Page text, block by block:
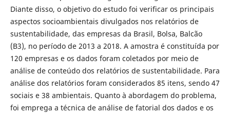
Diante disso, o objetivo do estudo foi verificar os principais
aspectos socioambientais divulgados nos relatórios de
sustentabilidade, das empresas da Brasil, Bolsa, Balcão
(B3), no período de 2013 a 2018. A amostra é constituída por
120 empresas e os dados foram coletados por meio de
análise de conteúdo dos relatórios de sustentabilidade. Para
análise dos relatórios foram considerados 85 itens, sendo 47
sociais e 38 ambientais. Quanto à abordagem do problema,
foi emprega a técnica de análise de fatorial dos dados e os